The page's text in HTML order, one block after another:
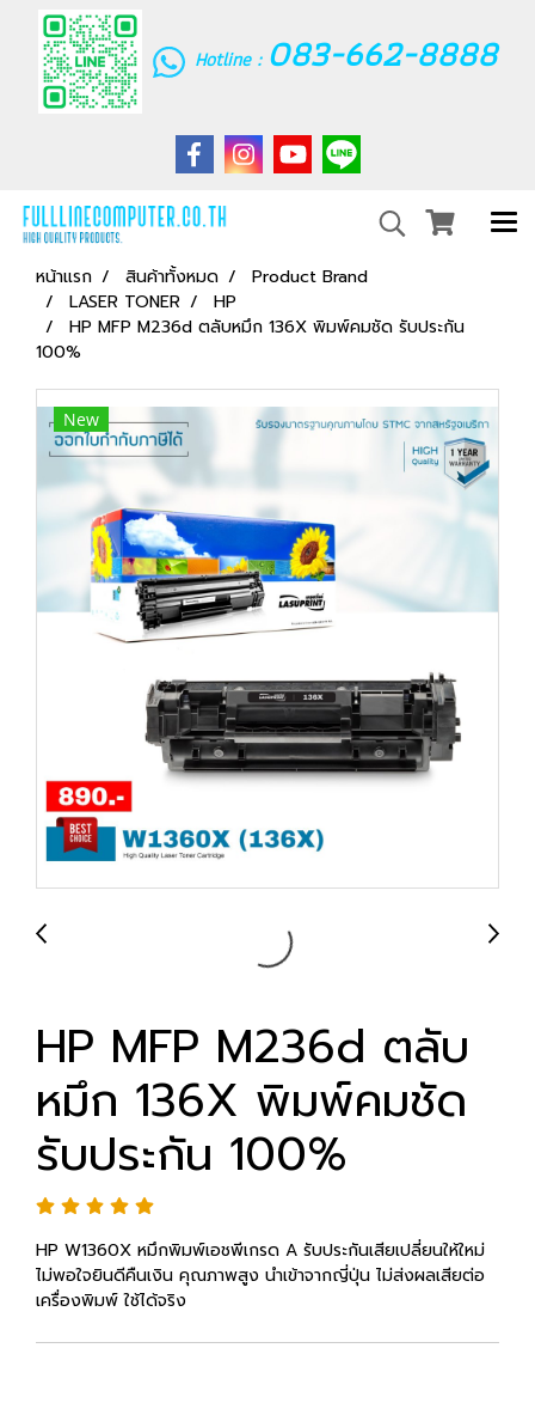
Hotline : 083-662-8888
หน้าแรก สินค้าทั้งหมด
Product Brand
LASER TONER
HP
HP MFP M236d ตลับหมึก 136X พิมพ์คมชัด รับประกัน
100%
New
HP MFP M236d ตลับ
หมึก 136X พิมพ์คมชัด
รับประกัน 100%
HP W1360X หมึกพิมพ์เอชพีเกรด A รับประกันเสียเปลี่ยนให้ใหม่
ไม่พอใจยินดีคืนเงิน คุณภาพสูง นำเข้าจากญี่ปุ่น ไม่ส่งผลเสียต่อ
เครื่องพิมพ์ ใช้ได้จริง